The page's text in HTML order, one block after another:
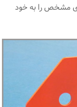
مشخص را به خود